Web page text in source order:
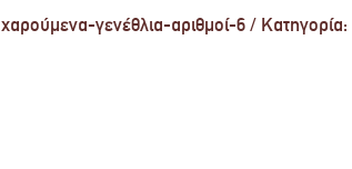
χαρούμενα-γενέθλια-αριθμοί-6 Κατηγορία: